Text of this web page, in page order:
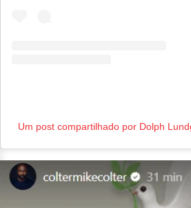
Um post compartilhado por Dolph